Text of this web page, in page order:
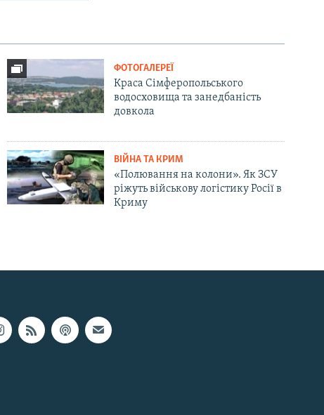
ФОТОГАЛЕРЕЇ
Краса Сімферопольського
водосховища та занедбаність
довкола
ВІЙНА ТА КРИМ
«Полювання на колони». Як ЗСУ
ріжуть військову логістику Росії в
Криму